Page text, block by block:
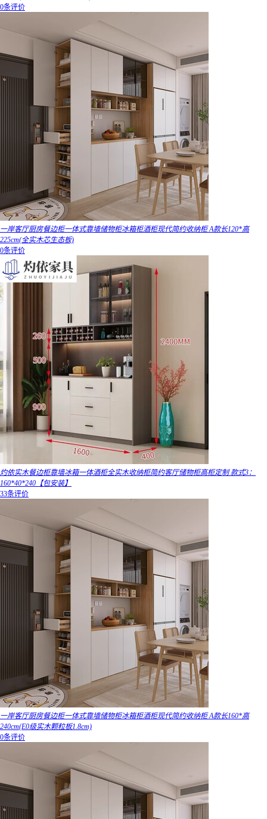
0条评价
一岸客厅厨房餐边柜一体式靠墙储物柜冰箱柜酒柜现代简约收纳柜 A款长120*高
225cm(全实木芯生态板)
0条评价
灼依实木餐边柜靠墙冰箱一体酒柜全实木收纳柜简约客厅储物柜高柜定制 款式3：
160*40*240【包安装】
33条评价
一岸客厅厨房餐边柜一体式靠墙储物柜冰箱柜酒柜现代简约收纳柜 A款长160*高
240cm(E0级实木颗粒板1.8cm)
0条评价